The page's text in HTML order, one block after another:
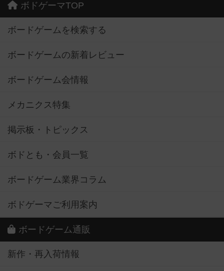
ボドゲーマTOP
ボードゲームを検索する
ボードゲームの新着レビュー
ボードゲーム会情報
メカニクス特集
掲示板・トピックス
ボドとも・会員一覧
ボードゲーム業界コラム
ボドゲーマご利用案内
ボードゲーム通販
新作・再入荷情報